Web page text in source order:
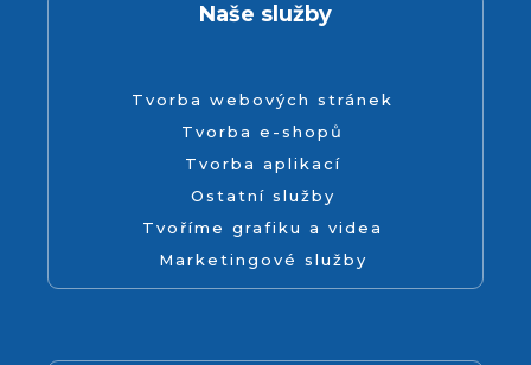
Naše služby
Tvorba webových stránek
Tvorba e-shopů
Tvorba aplikací
Ostatní služby
Tvoříme grafiku a videa
Marketingové služby